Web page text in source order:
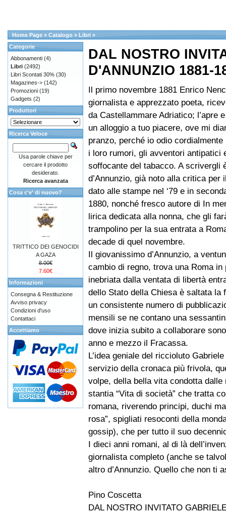
Home Page » Catalogo » Libri »
DAL NOSTRO
D'ANNUNZIO 1881-
Il primo novembre 1881 Enrico
giornalista e apprezzato poeta,
da Castellammare Adriatico; l’apre
un alloggio a tuo piacere, ove mi
pranzo, perché io odio
i loro rumori, gli avventori antipatici
soffocante del tabacco. A scrivergli
d’Annunzio, già noto alla critica per
dato alle stampe nel ‘79 e in
1880, nonché fresco autore di In
lirica dedicata alla nonna, che gli
trampolino per la sua entrata a
decade di quel novembre.
Il giovanissimo d’Annunzio, a
cambio di regno, trova una Roma
inebriata dalla ventata di libertà
dello Stato della Chiesa è saltata
un consistente numero di
mensili se ne contano una
dove inizia subito a collaborare
anno e mezzo il Fracassa.
L’idea geniale del riccioluto
servizio della cronaca più frivola,
volpe, della bella vita condotta
stantia “Vita di società” che tratta
romana, riverendo principi, duchi
rosa”, spigliati resoconti della
gossip), che per tutto il suo
I dieci anni romani, al di là
giornalista completo (anche se
altro d’Annunzio. Quello che non ti
Pino Coscetta
DAL NOSTRO INVITATO
Categorie
Abbonamenti (4)
Libri (2492)
Libri Scontati 30% (30)
Magazines-> (142)
Promozioni (19)
Gadgets (2)
Produttori
Ricerca Veloce
Usa parole chiave per
cercare il prodotto
desiderato.
Ricerca avanzata
Cosa c'e' di nuovo?
TRITTICO DEI GENOCIDI
A GAZA
8.00€
7.60€
Informazioni
Consegna & Restituzione
Avviso privacy
Condizioni d'uso
Contattaci
Accettiamo